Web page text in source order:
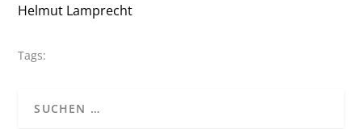
Helmut Lamprecht
Tags: